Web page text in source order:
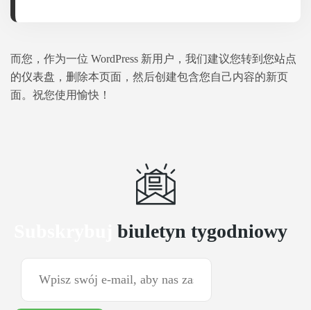
而您，作为一位 WordPress 新用户，我们建议您转到 您站点
的仪表盘 ，删除本页面，然后创建包含您自己内容的新页
面。祝您使用愉快！
biuletyn tygodniowy